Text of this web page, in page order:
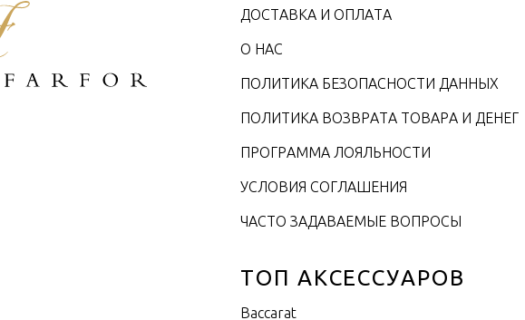
ДОСТАВКА И ОПЛАТА
О НАС
ПОЛИТИКА БЕЗОПАСНОСТИ ДАННЫХ
ПОЛИТИКА ВОЗВРАТА ТОВАРА И ДЕНЕГ
ПРОГРАММА ЛОЯЛЬНОСТИ
УСЛОВИЯ СОГЛАШЕНИЯ
ЧАСТО ЗАДАВАЕМЫЕ ВОПРОСЫ
ТОП АКСЕССУАРОВ
Baccarat